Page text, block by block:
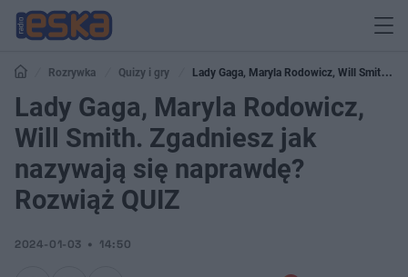
Rozrywka Quizy i gry
Lady Gaga, Maryla Rodowicz, Will Smith.
Zgadniesz jak nazywają się naprawdę? Rozwiąż QUIZ
Lady Gaga, Maryla Rodowicz,
Will Smith. Zgadniesz jak
nazywają się naprawdę?
Rozwiąż QUIZ
2024-01-03 14:50